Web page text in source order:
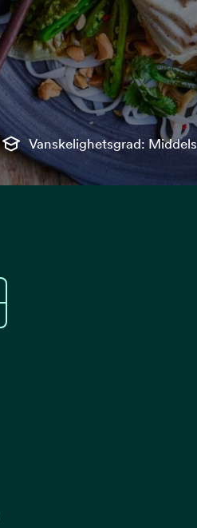
Vanskelighetsgrad: Middels